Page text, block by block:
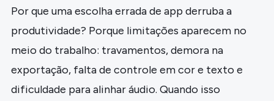
Por que uma escolha errada de app derruba a
produtividade? Porque limitações aparecem no
meio do trabalho: travamentos, demora na
exportação, falta de controle em cor e texto e
dificuldade para alinhar áudio. Quando isso